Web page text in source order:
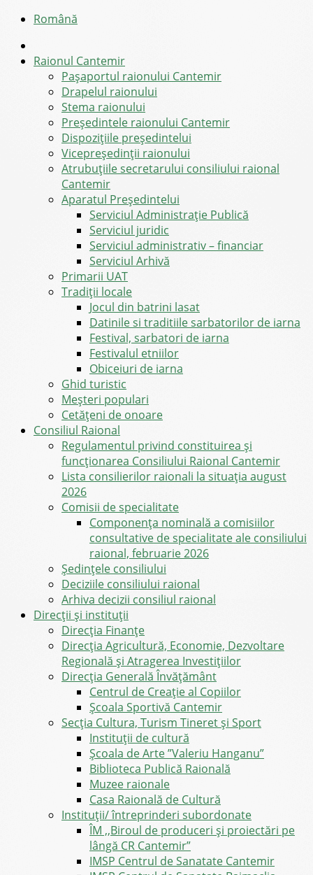
Română
Raionul Cantemir
Pașaportul raionului Cantemir
Drapelul raionului
Stema raionului
Preşedintele raionului Cantemir
Dispozițiile președintelui
Vicepreşedinţii raionului
Atrubuțiile secretarului consiliului raional
Cantemir
Aparatul Preşedintelui
Serviciul Administraţie Publică
Serviciul juridic
Serviciul administrativ – financiar
Serviciul Arhivă
Primarii UAT
Tradiții locale
Jocul din batrini lasat
Datinile si traditiile sarbatorilor de iarna
Festival, sarbatori de iarna
Festivalul etniilor
Obiceiuri de iarna
Ghid turistic
Meşteri populari
Cetățeni de onoare
Consiliul Raional
Regulamentul privind constituirea şi
funcţionarea Consiliului Raional Cantemir
Lista consilierilor raionali la situația august
2026
Comisii de specialitate
Componența nominală a comisiilor
consultative de specialitate ale consiliului
raional, februarie 2026
Şedinţele consiliului
Deciziile consiliului raional
Arhiva decizii consiliul raional
Direcții și instituții
Direcţia Finanţe
Direcția Agricultură, Economie, Dezvoltare
Regională și Atragerea Investițiilor
Direcția Generală Învățământ
Centrul de Creație al Copiilor
Școala Sportivă Cantemir
Secția Cultura, Turism Tineret și Sport
Instituții de cultură
Școala de Arte ”Valeriu Hanganu”
Biblioteca Publică Raională
Muzee raionale
Casa Raională de Cultură
Instituții/ întreprinderi subordonate
ÎM ,,Biroul de produceri și proiectări pe
lângă CR Cantemir”
IMSP Centrul de Sanatate Cantemir